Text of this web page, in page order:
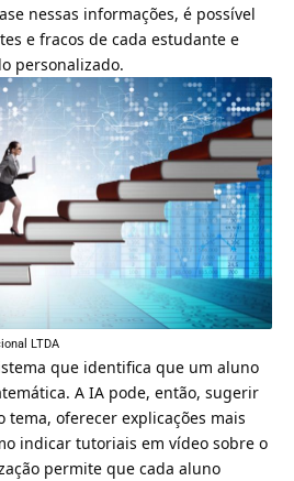
nessas informações, é possível
e fracos de cada estudante e
personalizado.
LTDA
que identifica que um aluno
A IA pode, então, sugerir
tema, oferecer explicações mais
indicar tutoriais em vídeo sobre o
permite que cada aluno